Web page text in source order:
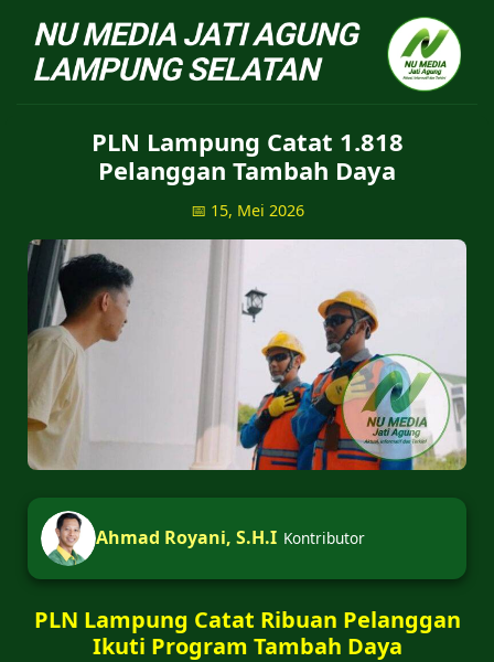
NU Jatiagung - Situs
PLN Lampung Catat 1.818
Pelanggan Tambah Daya
📅 15, Mei 2026
Ahmad Royani, S.H.I Kontributor
PLN Lampung Catat Ribuan Pelanggan
Ikuti Program Tambah Daya